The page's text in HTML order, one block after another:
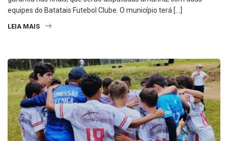
garantiu nas finais, que serão disputadas amanhã, com duas
equipes do Batatais Futebol Clube. O município terá […]
LEIA MAIS